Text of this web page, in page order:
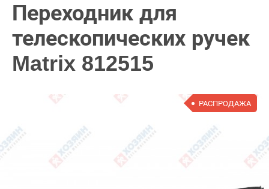
Переходник для
телескопических ручек
Matrix 812515
РАСПРОДАЖА